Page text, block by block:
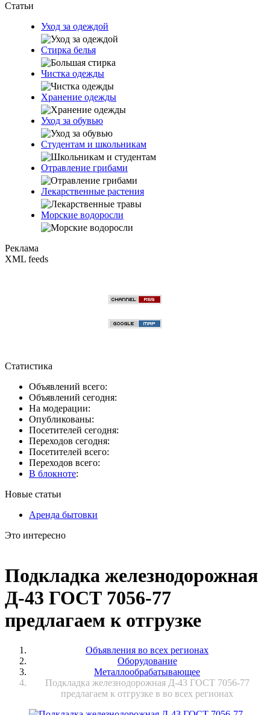
Статьи
Уход за одеждой
Стирка белья
Чистка одежды
Хранение одежды
Уход за обувью
Студентам и школьникам
Отравление грибами
Лекарственные растения
Морские водоросли
Реклама
XML feeds
Статистика
Объявлений всего:
Объявлений сегодня:
На модерации:
Опубликованы:
Посетителей сегодня:
Переходов сегодня:
Посетителей всего:
Переходов всего:
В блокноте:
Новые статьи
Аренда бытовки
Это интересно
Подкладка железнодорожная
Д-43 ГОСТ 7056-77
предлагаем к отгрузке
Объявления во всех регионах
Оборудование
Металлообрабатывающее
Подкладка железнодорожная Д-43 ГОСТ 7056-77
предлагаем к отгрузке в во всех регионах